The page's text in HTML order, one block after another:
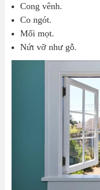
Cong vênh.
Co ngót.
Mối mọt.
Nứt vỡ như gỗ.